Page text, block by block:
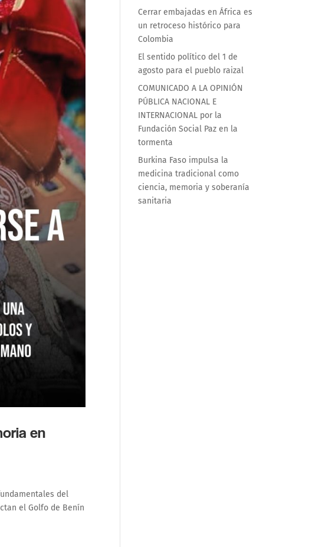
en
del
el Golfo de Benín
Cerrar embajadas en África es
un retroceso histórico para
Colombia
El sentido político del 1 de
agosto para el pueblo raizal
COMUNICADO A LA OPINIÓN
PÚBLICA NACIONAL E
INTERNACIONAL por la
Fundación Social Paz en la
tormenta
Burkina Faso impulsa la
medicina tradicional como
ciencia, memoria y soberanía
sanitaria